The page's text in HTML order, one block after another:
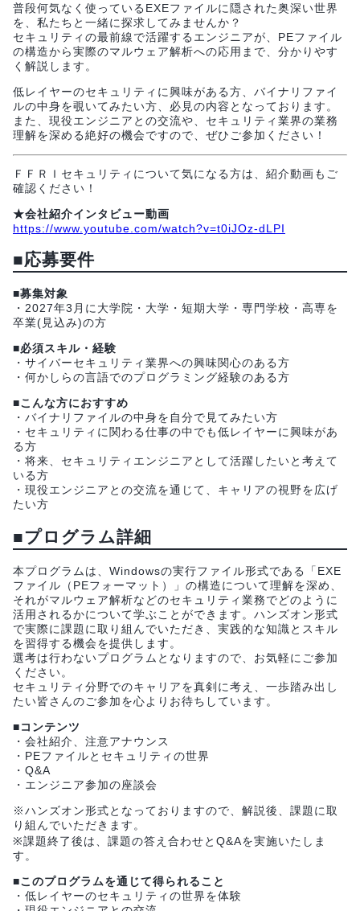
普段何気なく使っているEXEファイルに隠された奥深い世界
を、私たちと一緒に探求してみませんか？
セキュリティの最前線で活躍するエンジニアが、PEファイル
の構造から実際のマルウェア解析への応用まで、分かりやす
く解説します。
低レイヤーのセキュリティに興味がある方、バイナリファイ
ルの中身を覗いてみたい方、必見の内容となっております。
また、現役エンジニアとの交流や、セキュリティ業界の業務
理解を深める絶好の機会ですので、ぜひご参加ください！
ＦＦＲＩセキュリティについて気になる方は、紹介動画もご
確認ください！
★会社紹介インタビュー動画
https://www.youtube.com/watch?v=t0iJOz-dLPI
■応募要件
■募集対象
・2027年3月に大学院・大学・短期大学・専門学校・高専を
卒業(見込み)の方
■必須スキル・経験
・サイバーセキュリティ業界への興味関心のある方
・何かしらの言語でのプログラミング経験のある方
■こんな方におすすめ
・バイナリファイルの中身を自分で見てみたい方
・セキュリティに関わる仕事の中でも低レイヤーに興味があ
る方
・将来、セキュリティエンジニアとして活躍したいと考えて
いる方
・現役エンジニアとの交流を通じて、キャリアの視野を広げ
たい方
■プログラム詳細
本プログラムは、Windowsの実行ファイル形式である「EXE
ファイル（PEフォーマット）」の構造について理解を深め、
それがマルウェア解析などのセキュリティ業務でどのように
活用されるかについて学ぶことができます。ハンズオン形式
で実際に課題に取り組んでいただき、実践的な知識とスキル
を習得する機会を提供します。
選考は行わないプログラムとなりますので、お気軽にご参加
ください。
セキュリティ分野でのキャリアを真剣に考え、一歩踏み出し
たい皆さんのご参加を心よりお待ちしています。
■コンテンツ
・会社紹介、注意アナウンス
・PEファイルとセキュリティの世界
・Q&A
・エンジニア参加の座談会
※ハンズオン形式となっておりますので、解説後、課題に取
り組んでいただきます。
※課題終了後は、課題の答え合わせとQ&Aを実施いたしま
す。
■このプログラムを通じて得られること
・低レイヤーのセキュリティの世界を体験